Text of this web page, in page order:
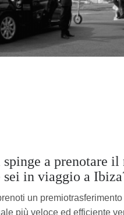
spinge a prenotare
sei in viaggio a
un
più veloce ed efficiente